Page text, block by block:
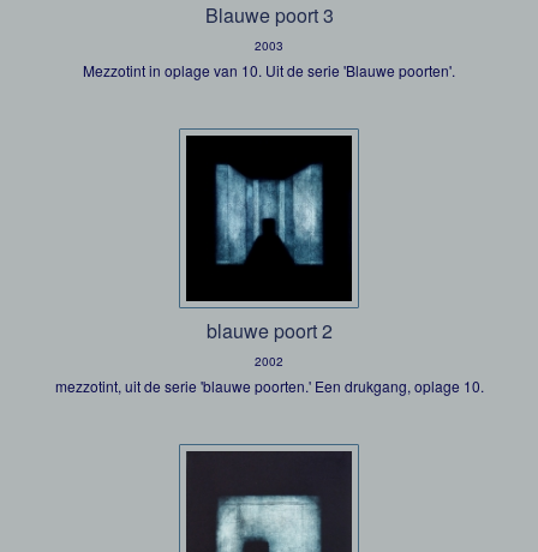
Blauwe poort 3
2003
Mezzotint in oplage van 10. Uit de serie 'Blauwe poorten'.
blauwe poort 2
2002
mezzotint, uit de serie 'blauwe poorten.' Een drukgang, oplage 10.